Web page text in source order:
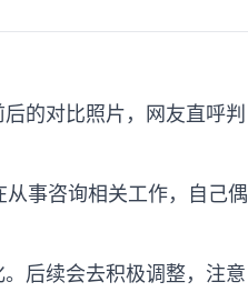
的对比照片，网友直呼判
事咨询相关工作，自己偶
后续会去积极调整，注意